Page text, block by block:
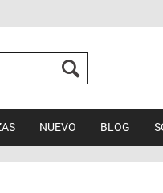
NUEVO BLOG